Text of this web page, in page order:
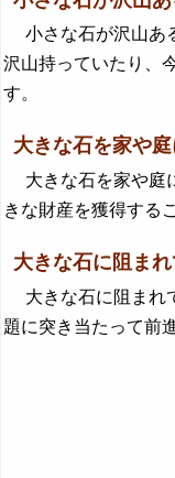
小さな石が沢山あ
沢山持っていたり、
す。
大きな石を家や
大きな石を家や庭
きな財産を獲得する
大きな石に阻ま
大きな石に阻まれ
題に突き当たって前